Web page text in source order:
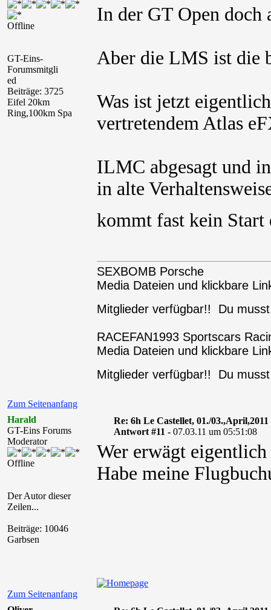
Offline
GT-Eins-
Forumsmitgli
ed
Beiträge: 3725
Eifel 20km
Ring,100km Spa
In der GT Open doch
Aber die LMS ist die
Was ist jetzt
vertretendem Atlas
ILMC abgesagt und
in alte
kommt fast kein
Zum Seitenanfang
SEXBOMB Porsche
Media Dateien und klickbare
Mitglieder verfügbar!! Du
RACEFAN1993 Sportscars
Media Dateien und klickbare
Mitglieder verfügbar!! Du
Harald
GT-Eins Forums
Moderator
Offline
Der Autor dieser
Zeilen...
Beiträge: 10046
Garbsen
Re: 6h Le Castellet, 01./03.,April,2011
Antwort #11 - 07.03.11 um 05:51:08
Wer erwägt
Habe meine
Zum Seitenanfang